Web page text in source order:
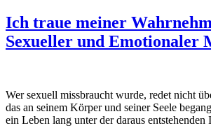
Ich traue meiner
Sexueller und Emotionaler
Wer sexuell missbraucht wurde, redet nicht
das an seinem Körper und seiner Seele
ein Leben lang unter der daraus entstehenden